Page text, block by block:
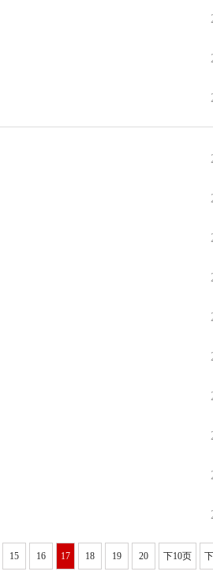
15 16 17 18 19 20 下10页